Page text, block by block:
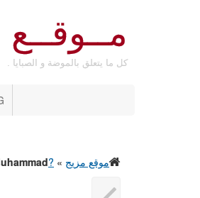
مــوقــع
كل ما يتعلق بالموضة و الصبايا .
موقع مزيج »
?Does the Bible talk about Muhammad